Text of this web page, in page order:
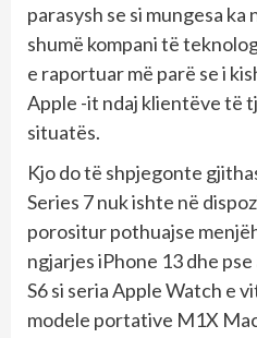
parasysh se si mungesa
shumë kompani të
e raportuar më parë se i
Apple -it ndaj klientëve të
situatës.
Kjo do të shpjegonte
Series 7 nuk ishte në
porositur pothuajse
ngjarjes iPhone 13 dhe
S6 si seria Apple Watch e
modele portative M1X